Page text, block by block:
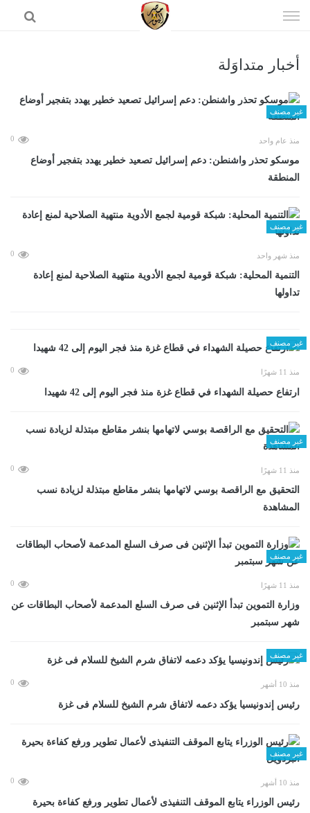
الى
أخبار متداوَلة
غير مصنف
منذ عام واحد 0
موسكو تحذر واشنطن: دعم إسرائيل تصعيد خطير يهدد بتفجير أوضاع
المنطقة
غير مصنف
منذ شهر واحد 0
التنمية المحلية: شبكة قومية لجمع الأدوية منتهية الصلاحية لمنع إعادة
تداولها
غير مصنف
منذ 11 شهرًا 0
ارتفاع حصيلة الشهداء في قطاع غزة منذ فجر اليوم إلى 42 شهيدا
غير مصنف
منذ 11 شهرًا 0
التحقيق مع الراقصة بوسي لاتهامها بنشر مقاطع مبتذلة لزيادة نسب
المشاهدة
غير مصنف
منذ 11 شهرًا 0
وزارة التموين تبدأ الإثنين فى صرف السلع المدعمة لأصحاب البطاقات عن
شهر سبتمبر
غير مصنف
منذ 10 أشهر 0
رئيس إندونيسيا يؤكد دعمه لاتفاق شرم الشيخ للسلام فى غزة
غير مصنف
منذ 10 أشهر 0
رئيس الوزراء يتابع الموقف التنفيذى لأعمال تطوير ورفع كفاءة بحيرة